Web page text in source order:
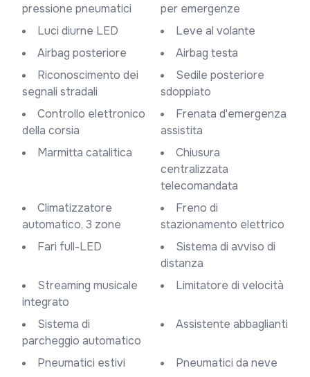
pressione pneumatici
per emergenze
Luci diurne LED
Leve al volante
Airbag posteriore
Airbag testa
Riconoscimento dei
segnali stradali
Sedile posteriore
sdoppiato
Controllo elettronico
della corsia
Frenata d'emergenza
assistita
Marmitta catalitica
Chiusura
centralizzata
telecomandata
Climatizzatore
automatico, 3 zone
Freno di
stazionamento elettrico
Fari full-LED
Sistema di avviso di
distanza
Streaming musicale
integrato
Limitatore di velocità
Sistema di
parcheggio automatico
Assistente abbaglianti
Pneumatici estivi
Pneumatici da neve